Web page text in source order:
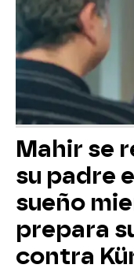
Mahir se
su padre
sueño
prepara
contra